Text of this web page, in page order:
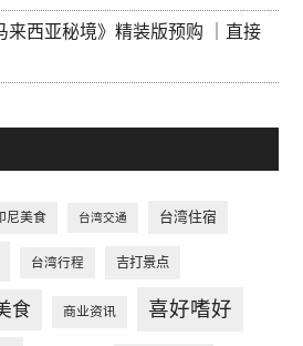
来西亚秘境》精装版预购 ｜直接
尼美食 台湾交通 台湾住宿
台湾行程 吉打景点
食 商业资讯 喜好嗜好